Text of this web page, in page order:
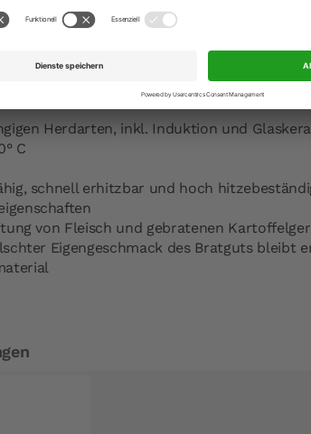
mit Leinsamen-Öl, dieses hat die
sich gerne telefonisch oder per E-Mail bei
auch einfach vor Ort besuchen.
Herdarten, inkl. Induktion und
C
schnell erhitzbar und hoch
von Fleisch und gebratenen
Eigengeschmack des Bratguts bleibt